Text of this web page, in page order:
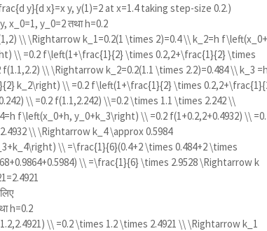
y}{d x}=x y, y(1)=2 at x=1.4 taking step-size 0.2.)
x_0=1, y_0=2तथा h=0.2
\\ \Rightarrow k_1=0.2(1 \times 2)=0.4 \\ k_2=h
\\ =0.2 f\left(1+\frac{1}{2} \times 0.2,2+\frac{1}{2} \times
\\ \Rightarrow k_2=0.2(1.1 \times 2.2)=0.484 \\ k_3
k_2\right) \\ =0.2 f\left(1+\frac{1}{2} \times
\\ =0.2 f(1.1,2.242) \\=0.2 \times 1.1 \times 2.242 \\
f\left(x_0+h, y_0+k_3\right) \\ =0.2 f(1+0.2,2+0.4932) \\
\\ \Rightarrow k_4 \approx 0.5984
\\ =\frac{1}{6}(0.4+2 \times 0.484+2 \times
\\ =\frac{1}{6} \times 2.9528 \Rightarrow k
h=0.2
\\ =0.2 \times 1.2 \times 2.4921 \\ \Rightarrow k_1